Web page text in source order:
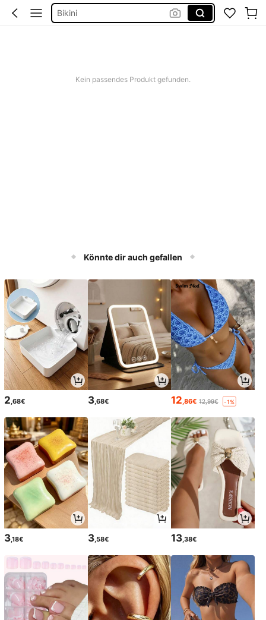
Bikini
Kein passendes Produkt gefunden.
Könnte dir auch gefallen
2 ,68€ 3,68€ 12 ,86€ 12,99€ -1%
3,18€ 3,58€ 13,38€